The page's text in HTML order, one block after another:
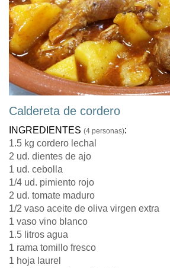
Caldereta de cordero
INGREDIENTES (4 personas):
1.5 kg cordero lechal
2 ud. dientes de ajo
1 ud. cebolla
1/4 ud. pimiento rojo
2 ud. tomate maduro
1/2 vaso aceite de oliva virgen extra
1 vaso vino blanco
1.5 litros agua
1 rama tomillo fresco
1 hoja laurel